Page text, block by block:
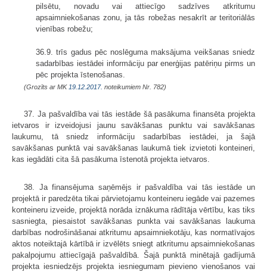
pilsētu, novadu vai attiecīgo sadzīves atkritumu
apsaimniekošanas zonu, ja tās robežas nesakrīt ar teritoriālās
vienības robežu;
36.9. trīs gadus pēc noslēguma maksājuma veikšanas sniedz
sadarbības iestādei informāciju par enerģijas patēriņu pirms un
pēc projekta īstenošanas.
(Grozīts ar MK 19.12.2017. noteikumiem Nr. 782)
37. Ja pašvaldība vai tās iestāde šā pasākuma finansēta projekta
ietvaros ir izveidojusi jaunu savākšanas punktu vai savākšanas
laukumu, tā sniedz informāciju sadarbības iestādei, ja šajā
savākšanas punktā vai savākšanas laukumā tiek izvietoti konteineri,
kas iegādāti cita šā pasākuma īstenotā projekta ietvaros.
38. Ja finansējuma saņēmējs ir pašvaldība vai tās iestāde un
projektā ir paredzēta tikai pārvietojamu konteineru iegāde vai pazemes
konteineru izveide, projektā norāda iznākuma rādītāja vērtību, kas tiks
sasniegta, piesaistot savākšanas punkta vai savākšanas laukuma
darbības nodrošināšanai atkritumu apsaimniekotāju, kas normatīvajos
aktos noteiktajā kārtībā ir izvēlēts sniegt atkritumu apsaimniekošanas
pakalpojumu attiecīgajā pašvaldībā. Šajā punktā minētajā gadījumā
projekta iesniedzējs projekta iesniegumam pievieno vienošanos vai